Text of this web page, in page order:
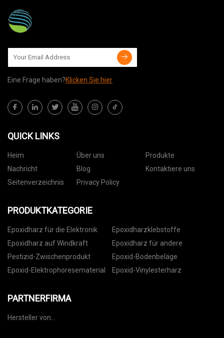
Eine Frage haben?Klicken Sie hier
QUICK LINKS
Heim Über uns
Produkte
Nachricht
Blog
Kontaktiere uns
Seitenverzeichnis
Privacy Policy
PRODUKTKATEGORIE
Epoxidharz für die Elektronik
Epoxidharzklebstoffe
Epoxidharz auf Windkraft
Epoxidharz für andere
Pestizid-Zwischenprodukt
Epoxid-Bodenbeläge
Epoxid-Elektrophoresematerial
Epoxid-Vinylesterharz
PARTNERFIRMA
Hersteller von